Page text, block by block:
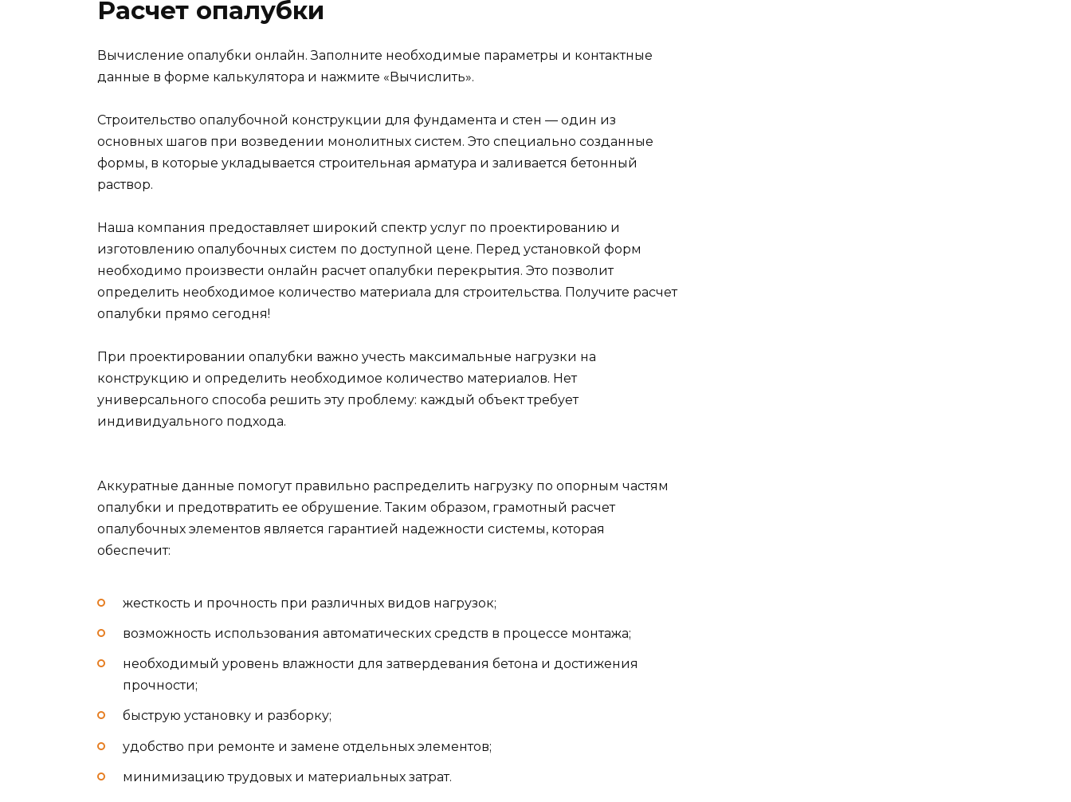
Расчет опалубки
Вычисление опалубки онлайн. Заполните необходимые параметры и контактные
данные в форме калькулятора и нажмите «Вычислить».
Строительство опалубочной конструкции для фундамента и стен — один из
основных шагов при возведении монолитных систем. Это специально созданные
формы, в которые укладывается строительная арматура и заливается бетонный
раствор.
Наша компания предоставляет широкий спектр услуг по проектированию и
изготовлению опалубочных систем по доступной цене. Перед установкой форм
необходимо произвести онлайн расчет опалубки перекрытия. Это позволит
определить необходимое количество материала для строительства. Получите расчет
опалубки прямо сегодня!
При проектировании опалубки важно учесть максимальные нагрузки на
конструкцию и определить необходимое количество материалов. Нет
универсального способа решить эту проблему: каждый объект требует
индивидуального подхода.
Аккуратные данные помогут правильно распределить нагрузку по опорным частям
опалубки и предотвратить ее обрушение. Таким образом, грамотный расчет
опалубочных элементов является гарантией надежности системы, которая
обеспечит:
жесткость и прочность при различных видов нагрузок;
возможность использования автоматических средств в процессе монтажа;
необходимый уровень влажности для затвердевания бетона и достижения
прочности;
быструю установку и разборку;
удобство при ремонте и замене отдельных элементов;
минимизацию трудовых и материальных затрат.